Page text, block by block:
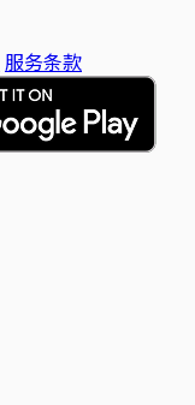
服务条款